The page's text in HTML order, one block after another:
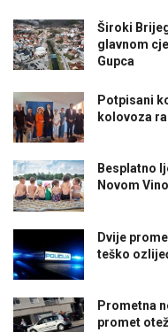
Široki
glavnom
Gupca
Potpisani
kolovoza
Besplatno
Novom
Dvije
teško
Prometna
promet